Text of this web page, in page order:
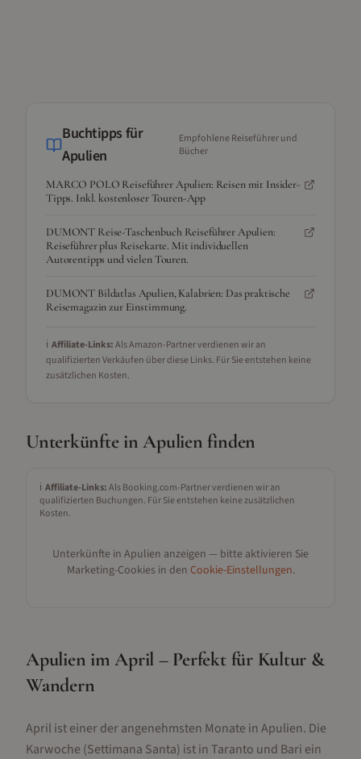
Buchtipps für
Apulien
Empfohlene Reiseführer und
Bücher
MARCO POLO Reiseführer Apulien: Reisen mit Insider-
Tipps. Inkl. kostenloser Touren-App
DUMONT Reise-Taschenbuch Reiseführer Apulien:
Reiseführer plus Reisekarte. Mit individuellen
Autorentipps und vielen Touren.
DUMONT Bildatlas Apulien, Kalabrien: Das praktische
Reisemagazin zur Einstimmung.
ℹ️ Affiliate-Links:Als Amazon-Partner verdienen wir an
qualifizierten Verkäufen über diese Links. Für Sie entstehen keine
zusätzlichen Kosten.
Unterkünfte inApulien finden
ℹ️ Affiliate-Links:Als Booking.com-Partner verdienen wir an
qualifizierten Buchungen. Für Sie entstehen keine zusätzlichen
Kosten.
Unterkünfte in Apulien anzeigen — bitte aktivieren Sie
Marketing-Cookies in den Cookie-Einstellungen.
Apulien im April – Perfekt für Kultur &
Wandern
April ist einer der angenehmsten Monate in Apulien. Die
Karwoche (Settimana Santa) ist in Taranto und Bari ein